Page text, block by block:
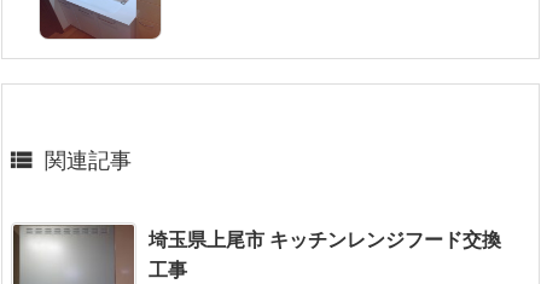
 関連記事
埼玉県上尾市 キッチンレンジフード交換
工事